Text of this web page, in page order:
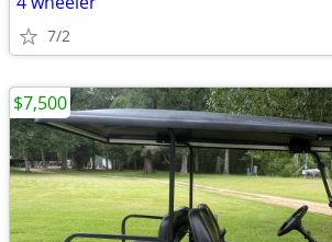
7/2
$7,500